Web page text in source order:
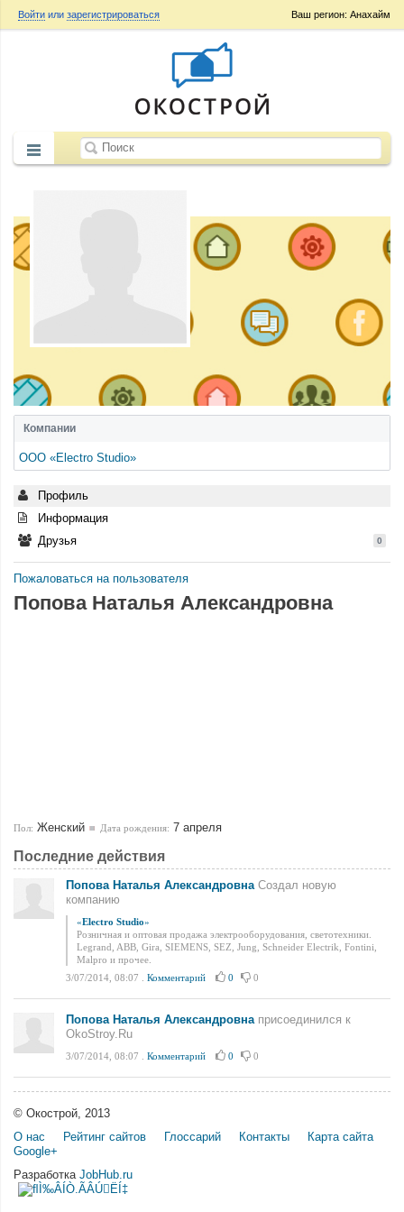
Ваш регион: Анахайм
Войти или зарегистрироваться
Компании
ООО «Electro Studio»
Профиль
Информация
Друзья
0
Пожаловаться на пользователя
Попова Наталья Александровна
Пол: Женский Дата рождения: 7 апреля
Последние действия
Попова Наталья АлександровнаСоздал новую
компанию
«Electro Studio»
Розничная и оптовая продажа электрооборудования, светотехники.
Legrand, ABB, Gira, SIEMENS, SEZ, Jung, Schneider Electrik, Fontini,
Malpro и прочее.
3/07/2014, 08:07
Комментарий 0 0
Попова Наталья Александровнаприсоединился к
OkoStroy.Ru
3/07/2014, 08:07 Комментарий 0 0
© Окострой, 2013
О нас
Рейтинг сайтов Глоссарий Контакты
Карта сайта
Google+
Разработка JobHub.ru